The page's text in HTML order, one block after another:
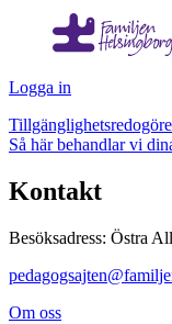
Logga in
Så här behandlar vi
Kontakt
Besöksadress: Östra
Om oss